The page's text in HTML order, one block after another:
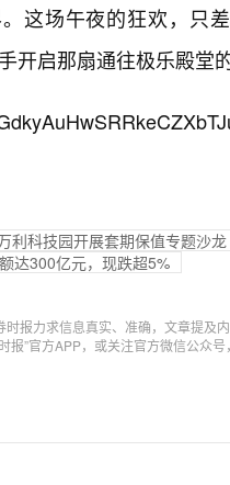
这场午夜的狂欢，只
开启那扇通往极乐殿堂
利科技园开展套期保值专题沙龙
达300亿元，现跌超5%
时报力求信息真实、准确，文章提及
报”官方APP，或关注官方微信公众